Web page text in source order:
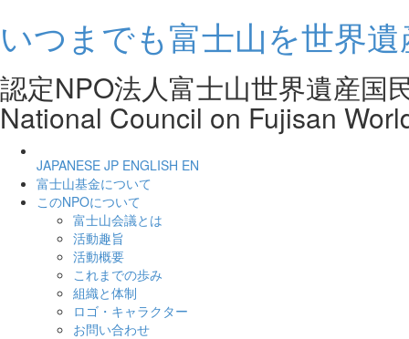
いつまでも富士山を世界
認定NPO法人富士山世界遺産
National Council on Fujisan
JAPANESE JP ENGLISH EN
富士山基金について
このNPOについて
富士山会議とは
活動趣旨
活動概要
これまでの歩み
組織と体制
ロゴ・キャラクター
お問い合わせ